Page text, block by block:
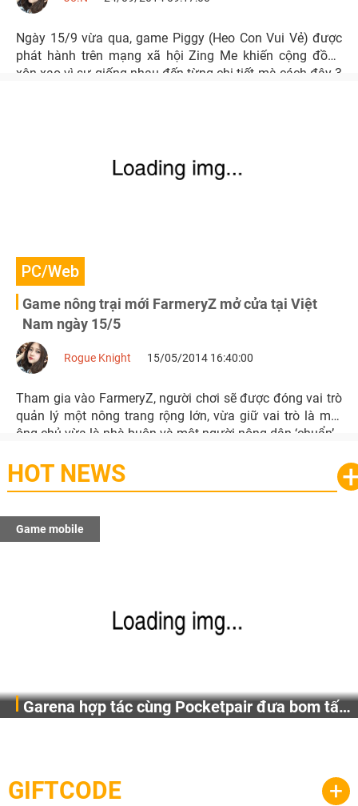
Ngày 15/9 vừa qua, game Piggy (Heo Con Vui Vẻ) được
phát hành trên mạng xã hội Zing Me khiến cộng đồng
xôn xao vì sự giống nhau đến từng chi tiết mà cách đây 3
PC/Web
Game nông trại mới FarmeryZ mở cửa tại Việt
Nam ngày 15/5
Rogue Knight 15/05/2014 16:40:00
Tham gia vào FarmeryZ, người chơi sẽ được đóng vai trò
quản lý một nông trang rộng lớn, vừa giữ vai trò là một
ông chủ vừa là nhà buôn và một người nông dân ‘chuẩn’.
HOT NEWS
Game mobile
Garena hợp tác cùng Pocketpair đưa bom tấn
cầu, theo giấy phép chính thức từ công ty game Nhật Bản
Pocketpair, Inc.
GIFTCODE +